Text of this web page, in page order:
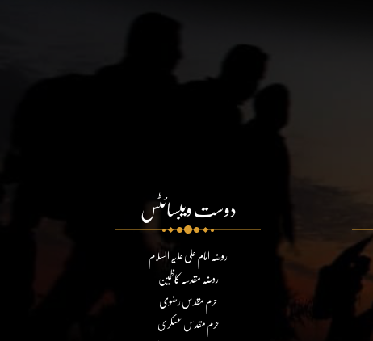
دوست ویبسائٹس
روضہ امام علی علیہ السلام
روضہ مقدسہ کاظمین
حرم مقدس رضوی
حرم مقدس عسکری